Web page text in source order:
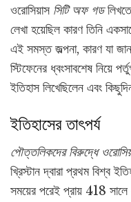
ওরোসিয়াস সিটি অফ গড
লেখা হয়েছিল কারণ তিনি
এই সমস্ত জল্পনা, কারণ যা
স্টিফেনের ধ্বংসাবশেষ নিয়ে
ইতিহাস লিখেছিলেন এবং
ইতিহাসের তাৎপর্য
পৌত্তলিকদের বিরুদ্ধে
খ্রিস্টান দ্বারা প্রথম বিশ্ব
সময়ের পরেই প্রায় 418